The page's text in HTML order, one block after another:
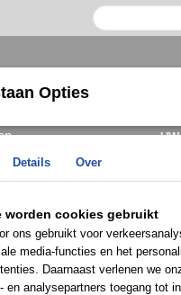
/ Wedding Cera
Opties
Details Over
worden cookies gebruikt
ons gebruikt voor
media-functies en het
Daarnaast verlenen we
en analysepartners toegang tot